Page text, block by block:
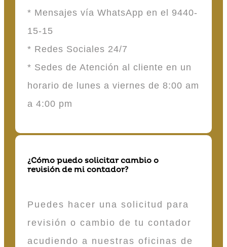
* Mensajes vía WhatsApp en el 9440-
15-15
* Redes Sociales 24/7
* Sedes de Atención al cliente en un
horario de lunes a viernes de 8:00 am
a 4:00 pm
¿Cómo puedo solicitar cambio o
revisión de mi contador?
Puedes hacer una solicitud para
revisión o cambio de tu contador
acudiendo a nuestras oficinas de